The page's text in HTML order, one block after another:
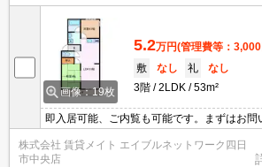
画像：19枚
5.2万円(管理費等：
敷
なし 礼
なし
3階
2LDK 53m²
即入居可能、ご内覧も可能です。まずはお問
ンライン内見、オンライン申込も可能です。
株式会社 賃貸メイト エイブルネットワーク四日
市中央店